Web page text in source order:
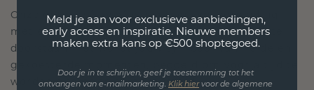
Onze ontwerpfilosofie is gericht op verbinding,
met elk stuk ontworpen om de tand des tijds te
doorstaan. Het wordt jouw symbool van liefde en
gekoesterde momenten, bedoeld om voor altijd te
worden gedragen en gekoesterd.
Meld je aan voor exclusieve aanbiedingen,
early access en inspiratie. Nieuwe members
maken extra kans op €500 shoptegoed.
Door je in te schrijven, geef je toestemming tot het
ontvangen van e-mailmarketing. Klik hiervoor de algemene